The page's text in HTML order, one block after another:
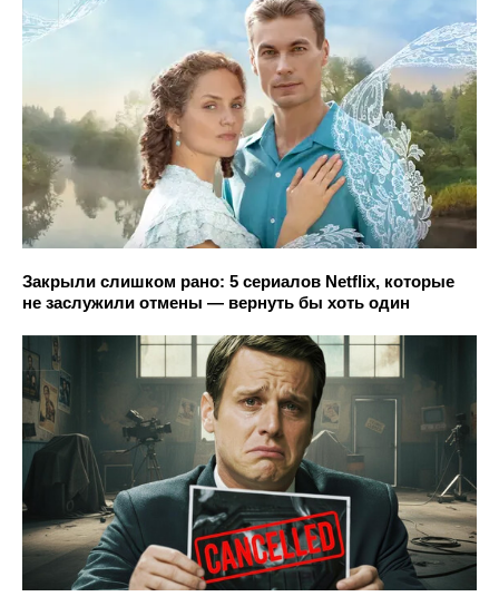
Закрыли слишком рано: 5 сериалов Netflix, которые
не заслужили отмены — вернуть бы хоть один